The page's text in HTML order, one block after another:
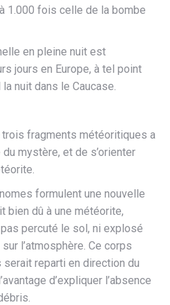
1.000 fois celle de la bombe
en pleine nuit est
jours en Europe, à tel point
nuit dans le Caucase.
trois fragments météoritiques a
mystère, et de s’orienter
formulent une nouvelle
bien dû à une météorite,
percuté le sol, ni explosé
l’atmosphère. Ce corps
reparti en direction du
d’expliquer l’absence